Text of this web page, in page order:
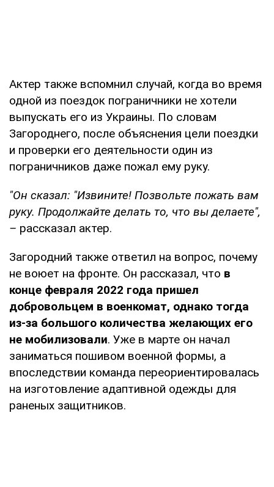
Актер также вспомнил случай, когда во время
одной из поездок пограничники не хотели
выпускать его из Украины. По словам
Загороднего, после объяснения цели поездки
и проверки его деятельности один из
пограничников даже пожал ему руку.
"Он сказал: "Извините! Позвольте пожать вам
руку. Продолжайте делать то, что вы делаете",
– рассказал актер.
Загородний также ответил на вопрос, почему
не воюет на фронте. Он рассказал, что в
конце февраля 2022 года пришел
добровольцем в военкомат, однако тогда
из-за большого количества желающих его
не мобилизовали. Уже в марте он начал
заниматься пошивом военной формы, а
впоследствии команда переориентировалась
на изготовление адаптивной одежды для
раненых защитников.